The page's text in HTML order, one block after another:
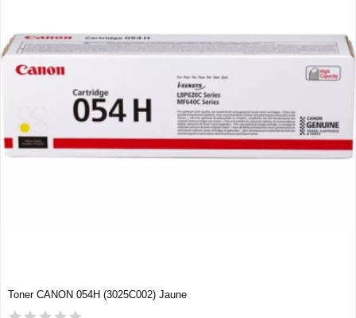
Toner CANON 054H (3025C002) Jaune